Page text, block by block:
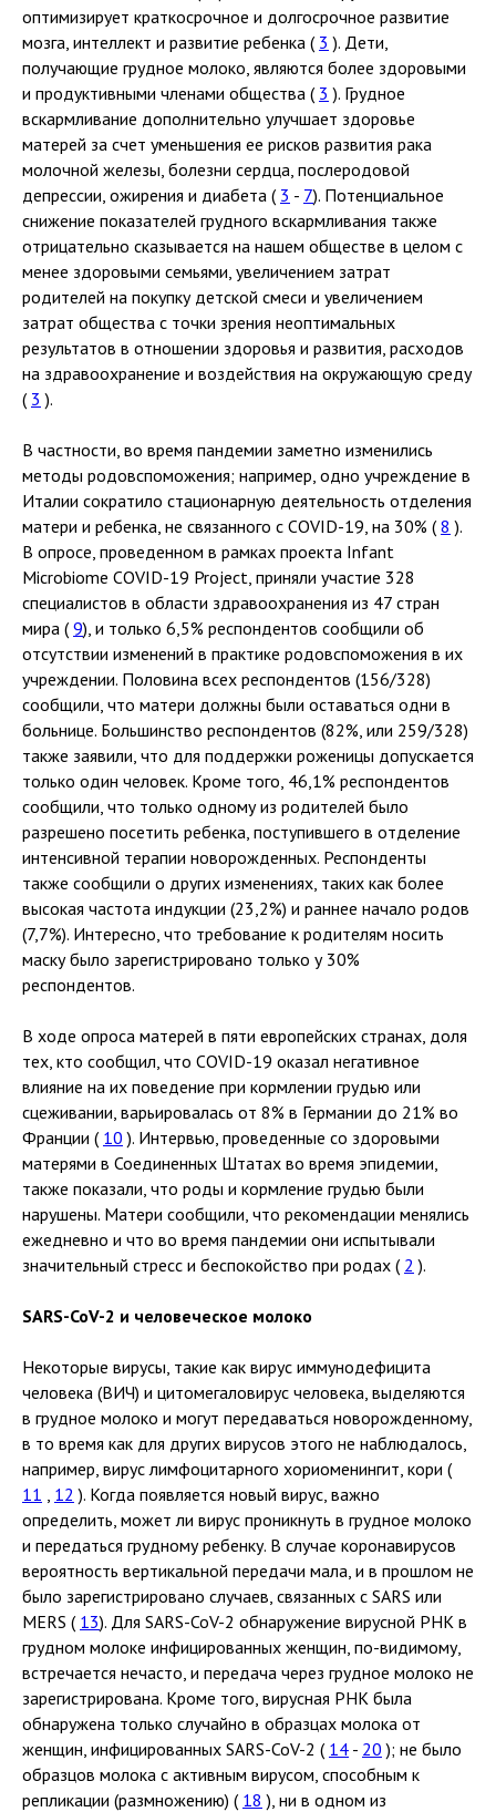
оптимизирует краткосрочное и долгосрочное развитие
мозга, интеллект и развитие ребенка ( 3 ). Дети,
получающие грудное молоко, являются более здоровыми
и продуктивными членами общества ( 3 ). Грудное
вскармливание дополнительно улучшает здоровье
матерей за счет уменьшения ее рисков развития рака
молочной железы, болезни сердца, послеродовой
депрессии, ожирения и диабета ( 3 - 7). Потенциальное
снижение показателей грудного вскармливания также
отрицательно сказывается на нашем обществе в целом с
менее здоровыми семьями, увеличением затрат
родителей на покупку детской смеси и увеличением
затрат общества с точки зрения неоптимальных
результатов в отношении здоровья и развития, расходов
на здравоохранение и воздействия на окружающую среду
( 3 ).
В частности, во время пандемии заметно изменились
методы родовспоможения; например, одно учреждение в
Италии сократило стационарную деятельность отделения
матери и ребенка, не связанного с COVID-19, на 30% (8 ).
В опросе, проведенном в рамках проекта Infant
Microbiome COVID-19 Project, приняли участие 328
специалистов в области здравоохранения из 47 стран
мира (9), и только 6,5% респондентов сообщили об
отсутствии изменений в практике родовспоможения в их
учреждении. Половина всех респондентов (156/328)
сообщили, что матери должны были оставаться одни в
больнице. Большинство респондентов (82%, или 259/328)
также заявили, что для поддержки роженицы допускается
только один человек. Кроме того, 46,1% респондентов
сообщили, что только одному из родителей было
разрешено посетить ребенка, поступившего в отделение
интенсивной терапии новорожденных. Респонденты
также сообщили о других изменениях, таких как более
высокая частота индукции (23,2%) и раннее начало родов
(7,7%). Интересно, что требование к родителям носить
маску было зарегистрировано только у 30%
респондентов.
В ходе опроса матерей в пяти европейских странах, доля
тех, кто сообщил, что COVID-19 оказал негативное
влияние на их поведение при кормлении грудью или
сцеживании, варьировалась от 8% в Германии до 21% во
Франции ( 10 ). Интервью, проведенные со здоровыми
матерями в Соединенных Штатах во время эпидемии,
также показали, что роды и кормление грудью были
нарушены. Матери сообщили, что рекомендации менялись
ежедневно и что во время пандемии они испытывали
значительный стресс и беспокойство при родах ( 2 ).
SARS-CoV-2 и человеческое молоко
Некоторые вирусы, такие как вирус иммунодефицита
человека (ВИЧ) и цитомегаловирус человека, выделяются
в грудное молоко и могут передаваться новорожденному,
в то время как для других вирусов этого не наблюдалось,
например, вирус лимфоцитарного хориоменингит, кори (
11
12 ). Когда появляется новый вирус, важно
определить, может ли вирус проникнуть в грудное молоко
и передаться грудному ребенку. В случае коронавирусов
вероятность вертикальной передачи мала, и в прошлом не
было зарегистрировано случаев, связанных с SARS или
MERS ( 13). Для SARS-CoV-2 обнаружение вирусной РНК в
грудном молоке инфицированных женщин, по-видимому,
встречается нечасто, и передача через грудное молоко не
зарегистрирована. Кроме того, вирусная РНК была
обнаружена только случайно в образцах молока от
женщин, инфицированных SARS-CoV-2 ( 14 - 20 ); не было
образцов молока с активным вирусом, способным к
репликации (размножению) ( 18 ), ни в одном из